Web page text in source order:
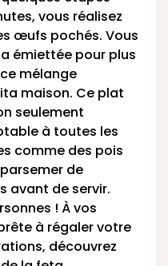
vous réalisez
œufs pochés. Vous
émiettée pour plus
mélange
maison. Ce plat
seulement
à toutes les
comme des pois
de
avant de servir.
! À vos
à régaler votre
découvrez